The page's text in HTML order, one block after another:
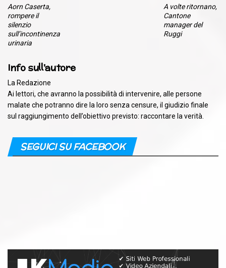
Aorn Caserta,
rompere il
silenzio
sull’incontinenza
urinaria
A volte ritornano,
Cantone
manager del
Ruggi
Info sull'autore
La Redazione
Ai lettori, che avranno la possibilità di intervenire, alle persone
malate che potranno dire la loro senza censure, il giudizio finale
sul raggiungimento dell’obiettivo previsto: raccontare la verità.
SEGUICI SU FACEBOOK